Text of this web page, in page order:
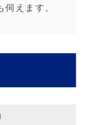
えます。